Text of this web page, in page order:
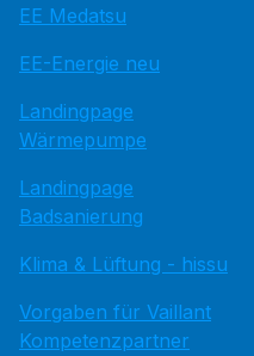
EE Medatsu
EE-Energie neu
Landingpage
Wärmepumpe
Landingpage
Badsanierung
Klima & Lüftung - hissu
Vorgaben für Vaillant
Kompetenzpartner